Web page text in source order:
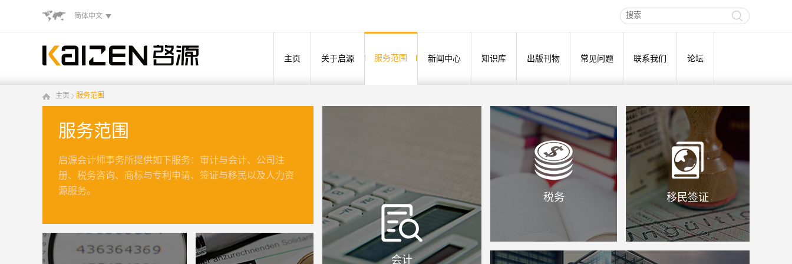
简体中文
主页 关于启源 服务范围 新闻中心 知识库 出版刊物 常见问题 联系我们 论坛
主页 服务范围
服务范围
启源会计师事务所提供如下服务：审计与会计、公司注
册、税务咨询、商标与专利申请、签证与移民以及人力资
源服务。
会计
税务 移民签证